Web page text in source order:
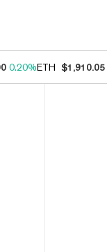
0.20%ETH $1,910.05